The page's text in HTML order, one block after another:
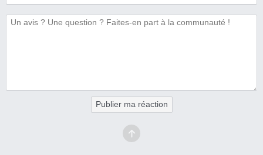
Publier ma réaction